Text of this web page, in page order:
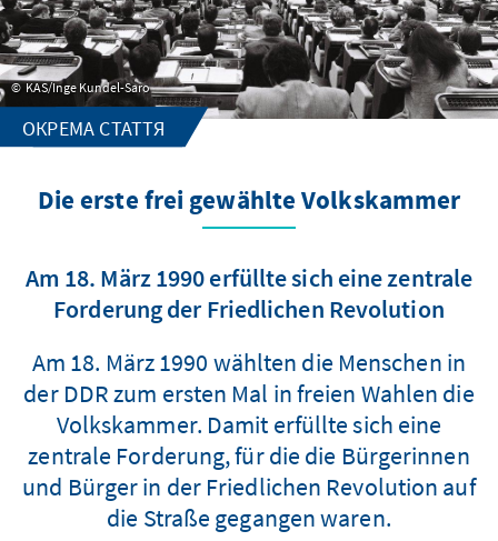
KAS/Inge Kundel-Saro
ОКРЕМА СТАТТЯ
Die erste frei gewählte Volkskammer
Am 18. März 1990 erfüllte sich eine zentrale
Forderung der Friedlichen Revolution
Am 18. März 1990 wählten die Menschen in
der DDR zum ersten Mal in freien Wahlen die
Volkskammer. Damit erfüllte sich eine
zentrale Forderung, für die die Bürgerinnen
und Bürger in der Friedlichen Revolution auf
die Straße gegangen waren.